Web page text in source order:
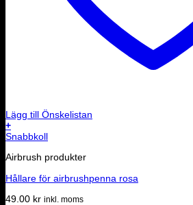
Lägg till Önskelistan
+
Snabbkoll
Airbrush produkter
Hållare för airbrushpenna rosa
49.00 kr inkl. moms